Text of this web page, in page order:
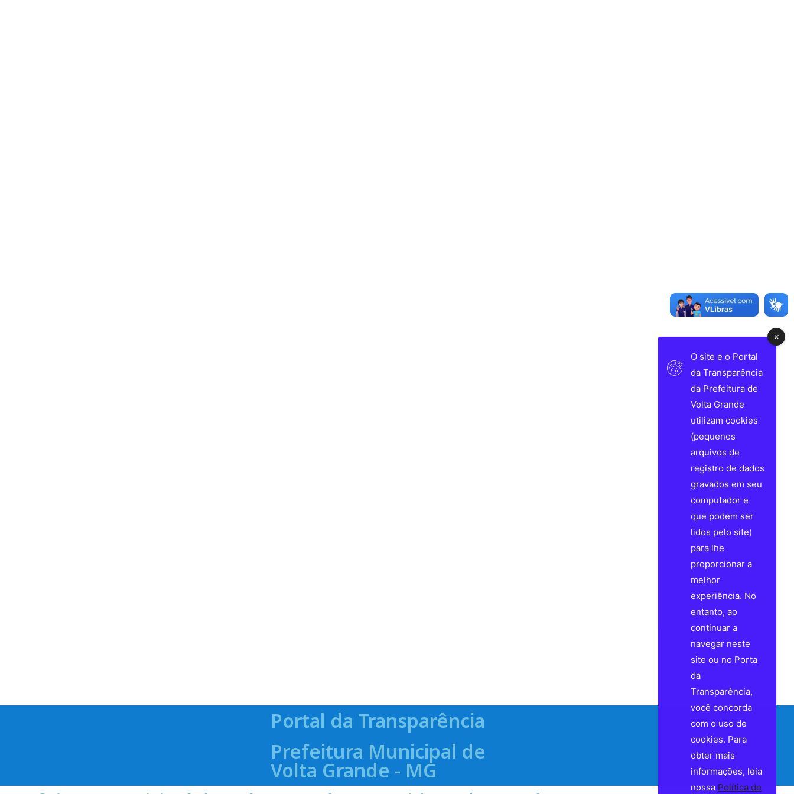
Portal da Transparência
Prefeitura Municipal de
Volta Grande - MG
O site e o Portal
da Transparência
da Prefeitura de
Volta Grande
utilizam cookies
(pequenos
arquivos de
registro de dados
gravados em seu
computador e
que podem ser
lidos pelo site)
para lhe
proporcionar a
melhor
experiência. No
entanto, ao
continuar a
navegar neste
site ou no Porta
da
Transparência,
você concorda
com o uso de
cookies. Para
obter mais
informações, leia
nossa Política de